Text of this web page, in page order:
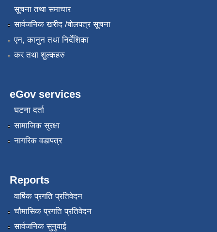
सूचना तथा समाचार
सार्वजनिक खरीद /बोलपत्र सूचना
एन, कानुन तथा निर्देशिका
कर तथा शुल्कहरु
eGov services
घटना दर्ता
सामाजिक सुरक्षा
नागरिक वडापत्र
Reports
वार्षिक प्रगति प्रतिवेदन
चौमासिक प्रगति प्रतिवेदन
सार्वजनिक सुनुवाई